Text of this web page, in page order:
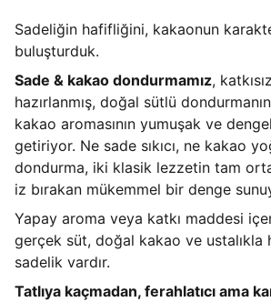
Sadeliğin hafifliğini, kakaonun
buluşturduk.
Sade & kakao dondurmamız,
hazırlanmış, doğal sütlü
kakao aromasının yumuşak ve
getiriyor. Ne sade sıkıcı, ne kakao
dondurma, iki klasik lezzetin tam
iz bırakan mükemmel bir denge
Yapay aroma veya katkı maddesi
gerçek süt, doğal kakao ve ustalıkla
sadelik vardır.
Tatlıya kaçmadan, ferahlatıcı ama